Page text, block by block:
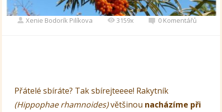
Xenie Bodorík Pilíkova 3159x 0 Komentářů
Přátelé sbíráte? Tak sbírejteeee! Rakytník
(Hippophae rhamnoides)většinou nacházíme při